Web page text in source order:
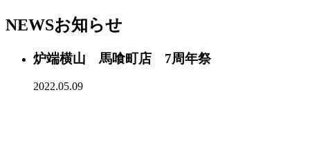
NEWSお知らせ
炉端横山 馬喰町店 7周年祭
2022.05.09